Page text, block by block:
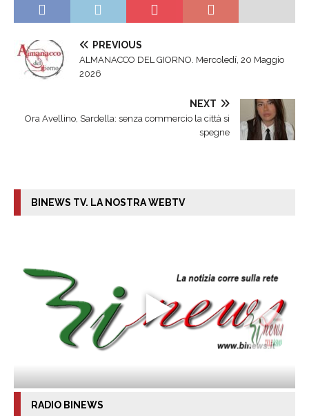
PREVIOUS
ALMANACCO DEL GIORNO. Mercoledí, 20 Maggio
2026
NEXT
Ora Avellino, Sardella: senza commercio la città si
spegne
BINEWS TV. LA NOSTRA WEBTV
RADIO BINEWS